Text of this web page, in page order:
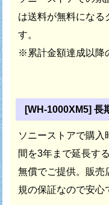
は送料が無料になる
す。
※累計金額達成以降
[WH-1000XM5] 長
ソニーストアで購入
間を3年まで延長す
無償でご提供。 販売
規の保証なので安心